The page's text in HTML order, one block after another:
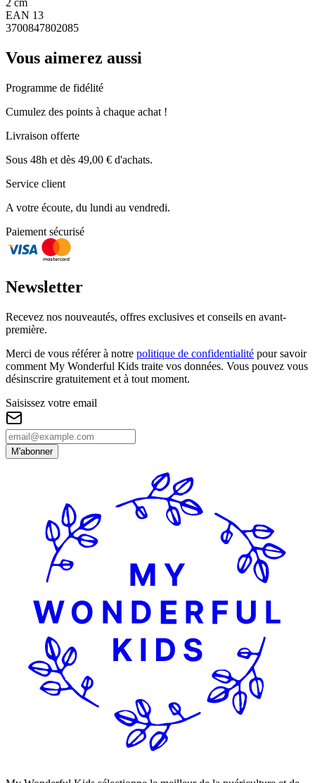
2 cm
EAN 13
3700847802085
Vous aimerez aussi
Programme de fidélité
Cumulez des points à chaque achat !
Livraison offerte
Sous 48h et dès 49,00 € d'achats.
Service client
A votre écoute, du lundi au vendredi.
Paiement sécurisé
Newsletter
Recevez nos nouveautés, offres exclusives et conseils en avant-
première.
Merci de vous référer à notre politique de confidentialité pour savoir
comment My Wonderful Kids traite vos données. Vous pouvez vous
désinscrire gratuitement et à tout moment.
Saisissez votre email
M'abonner